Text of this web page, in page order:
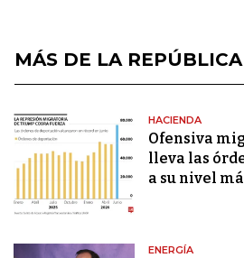
MÁS DE LA REPÚBLICA
HACIENDA
Ofensiva
lleva las
a su nivel
ENERGÍA